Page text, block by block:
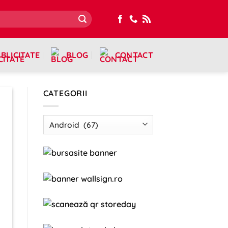
BLOG CONTACT
CATEGORII
Categorii